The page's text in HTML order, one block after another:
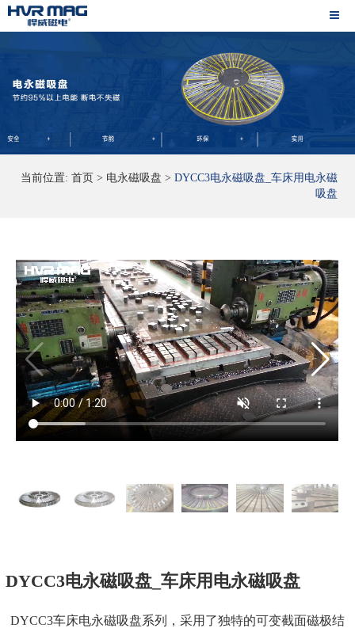
当前位置: 首页 > 电永磁吸盘 > DYCC3电永磁吸盘_车床用电永磁
吸盘
DYCC3电永磁吸盘_车床用电永磁吸盘
DYCC3车床电永磁吸盘系列，采用了独特的可变截面磁极结